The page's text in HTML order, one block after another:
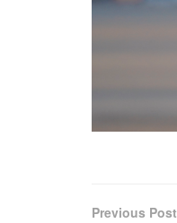
Previous Post